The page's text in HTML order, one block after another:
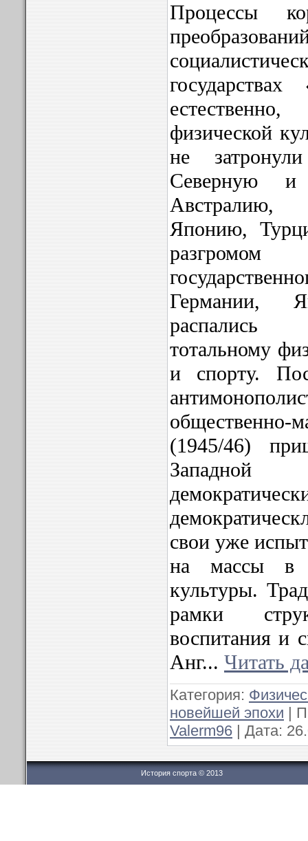
Процессы
физической
не
Северную
Японию,
Германии,
тотальному
и спорту.
(1945/46)
Западной
свои уже
на массы в
культуры.
рамки
воспитания и
Анг... Читать
Категория:
новейшей эпохи |
Valerm96 | Дата:
История спорта © 2013